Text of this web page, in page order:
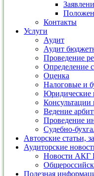
Контакты
Услуги
Аудит
Аудит
Проведение
Определение
Оценка
Налоговые и
Юридические
Ведение
Проведение
Судебно-
Авторские статьи,
Аудиторские
Новости
Полезная